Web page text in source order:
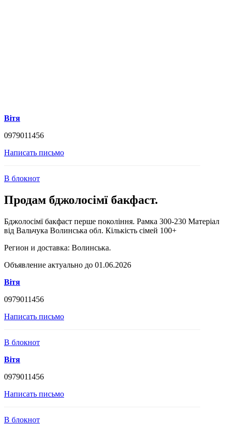
Вітя
0979011456
Написать письмо
В блокнот
Продам бджолосімї бакфаст.
Бджолосімї бакфаст перше покоління. Рамка 300-230 Матеріал
від Вальчука Волинська обл. Кількість сімей 100+
Регион и доставка: Волинська.
Объявление актуально до 01.06.2026
Вітя
0979011456
Написать письмо
В блокнот
Вітя
0979011456
Написать письмо
В блокнот